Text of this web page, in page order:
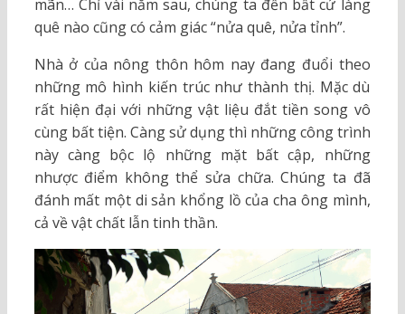
mãn… Chỉ vài năm sau, chúng ta đến bất cứ làng
quê nào cũng có cảm giác “nửa quê, nửa tỉnh”.
Nhà ở của nông thôn hôm nay đang đuổi theo
những mô hình kiến trúc như thành thị. Mặc dù
rất hiện đại với những vật liệu đắt tiền song vô
cùng bất tiện. Càng sử dụng thì những công trình
này càng bộc lộ những mặt bất cập, những
nhược điểm không thể sửa chữa. Chúng ta đã
đánh mất một di sản khổng lồ của cha ông mình,
cả về vật chất lẫn tinh thần.